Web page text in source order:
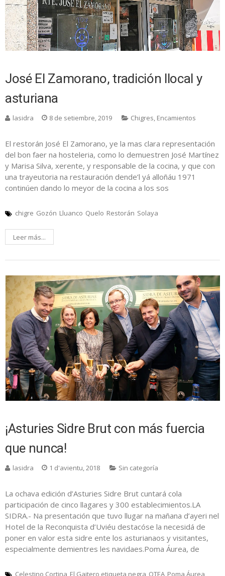
José El Zamorano, tradición llocal y
asturiana
lasidra 8 de setiembre, 2019 Chigres, Encamientos
El restorán José El Zamorano, ye la mas clara representación
del bon faer na hosteleria, como lo demuestren José Martínez
y Marisa Silva, xerente, y responsable de la cocina, y que con
una trayeutoria na restauración dende’l yá alloñáu 1971
continúen dando lo meyor de la cocina a los sos
chigre Gozón Lluanco Quelo Restorán Solaya
Leer más...
¡Asturies Sidre Brut con más fuercia
que nunca!
lasidra 1 d'avientu, 2018 Sin categoría
La ochava edición d’Asturies Sidre Brut cuntará cola
participación de cinco llagares y 300 establecimientos.LA
SIDRA.- Na presentación que tuvo llugar na mañana d’ayeri nel
Hotel de la Reconquista d’Uviéu destacóse la necesidá de
poner en valor esta sidre ente los asturianaos y visitantes,
especialmente demientres les navidaes.Poma Áurea, de
Celestino Cortina El Gaitero etiqueta negra OTEA Poma Áurea